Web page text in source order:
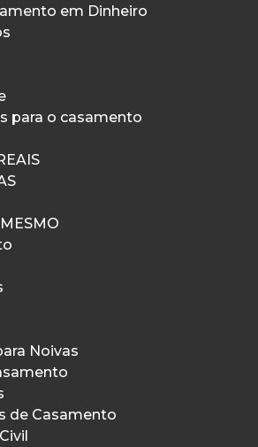
em Dinheiro
para o casamento
Noivas
de Casamento